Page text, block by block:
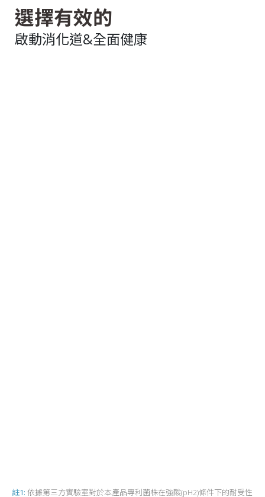
選擇有效的
啟動消化道&全面健康
註1: 依據第三方實驗室對於本產品專利菌株在強酸(pH2)條件下的耐受性